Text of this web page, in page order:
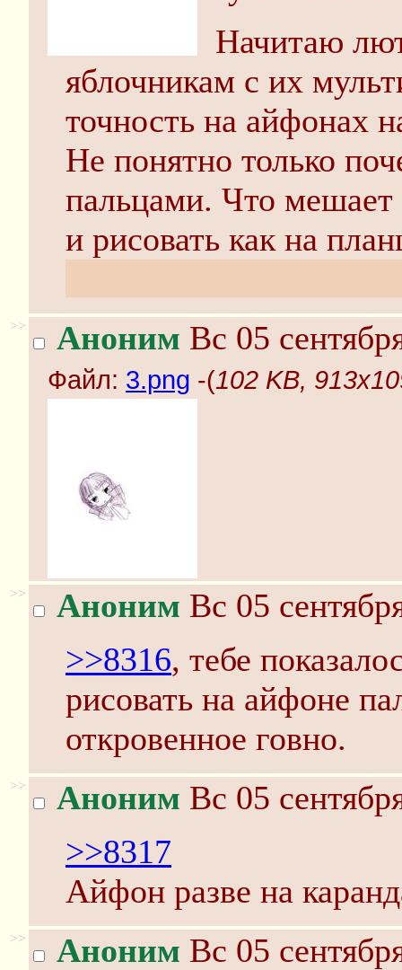
Начитаю
яблочникам с их
точность на айфонах
Не понятно только
пальцами. Что мешает
и рисовать как на
>> Аноним Вс 05
Файл: 3.png -(102 KB,
>> Аноним Вс 05
>>8316, тебе
рисовать на айфоне
откровенное говно.
>> Аноним Вс 05
>>8317
Айфон разве на
>> Аноним Вс 05